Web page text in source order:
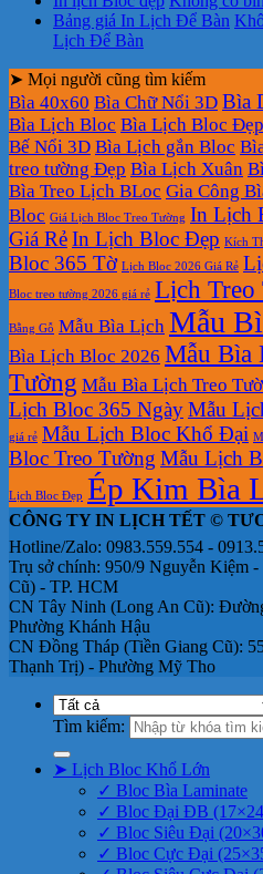
Bảng giá In Lịch Để Bàn
Lịch Để Bàn
➤ Mọi người cũng tìm kiếm
Bìa 40x60 Bìa Chữ Nổi 3D Bìa
Bìa Lịch Bloc Bìa Lịch Bloc Đẹp
Bế Nổi 3D Bìa Lịch gắn Bloc
treo tường Đẹp Bìa Lịch Xuân
Bìa Treo Lịch BLoc Gia Công
Bloc Giá Lịch Bloc Treo Tường In Lịch
Giá RẻIn Lịch Bloc Đẹp Kích
Bloc 365 Tờ Lịch Bloc 2026 Giá Rẻ
Bloc treo tường 2026 giá rẻ Lịch Treo
Bằng Gỗ Mẫu Bìa Lịch Mẫu
Bìa Lịch Bloc 2026 Mẫu Bìa
Tường Mẫu Bìa Lịch Treo
Lịch Bloc 365 NgàyMẫu
giá rẻ Mẫu Lịch Bloc Khổ Đại
Bloc Treo Tường Mẫu Lịch
Lịch Bloc Đẹp Ép Kim Bìa
CÔNG TY IN LỊCH TẾT ©
Hotline/Zalo: 0983.559.554 -
Trụ sở chính: 950/9 Nguyễn Kiệm
Cũ) - TP. HCM
CN Tây Ninh (Long An Cũ):
Phường Khánh Hậu
CN Đồng Tháp (Tiền Giang Cũ):
Thạnh Trị) - Phường Mỹ Tho
Tìm kiếm:
➤ Lịch Bloc Khổ Lớn
✓ Bloc Bìa Laminate
✓ Bloc Đại ĐB
✓ Bloc Siêu Đại
✓ Bloc Cực Đại